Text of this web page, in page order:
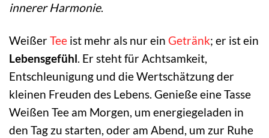
innerer Harmonie.
WeißerTee ist mehr als nur ein Getränk; er ist ein
Lebensgefühl. Er steht für Achtsamkeit,
Entschleunigung und die Wertschätzung der
kleinen Freuden des Lebens. Genieße eine Tasse
Weißen Tee am Morgen, um energiegeladen in
den Tag zu starten, oder am Abend, um zur Ruhe